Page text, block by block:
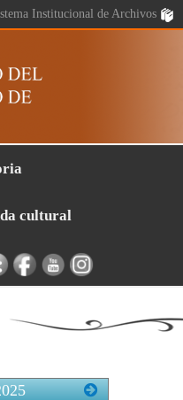
Institucional de Archivos
cultural